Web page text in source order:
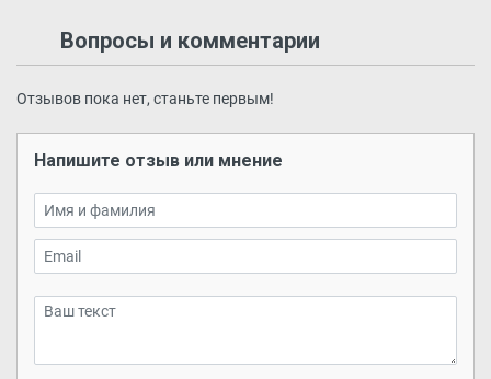
Вопросы и комментарии
Отзывов пока нет, станьте первым!
Напишите отзыв или мнение